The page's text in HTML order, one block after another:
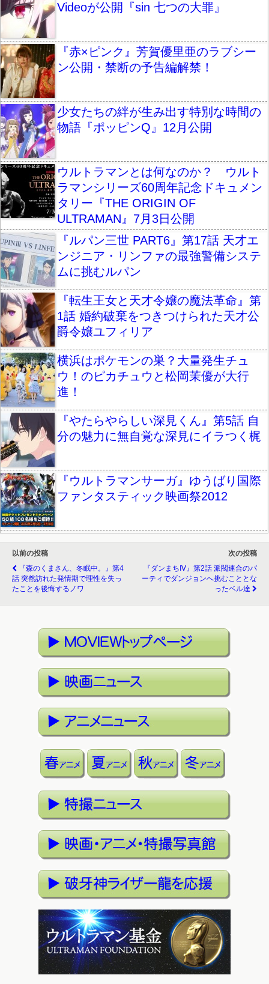
Videoが公開『sin 七つの大罪』
『赤×ピンク』芳賀優里亜のラブシー
ン公開・禁断の予告編解禁！
少女たちの絆が生み出す特別な時間の
物語『ポッピンQ』12月公開
ウルトラマンとは何なのか？ ウルト
ラマンシリーズ60周年記念ドキュメン
タリー『THE ORIGIN OF
ULTRAMAN』7月3日公開
『ルパン三世 PART6』第17話 天才エ
ンジニア・リンファの最強警備システ
ムに挑むルパン
『転生王女と天才令嬢の魔法革命』第
1話 婚約破棄をつきつけられた天才公
爵令嬢ユフィリア
横浜はポケモンの巣？大量発生チュ
ウ！のピカチュウと松岡茉優が大行
進！
『やたらやらしい深見くん』第5話 自
分の魅力に無自覚な深見にイラつく梶
『ウルトラマンサーガ』ゆうばり国際
ファンタスティック映画祭2012
以前の投稿
『森のくまさん、冬眠中。』第4
話 突然訪れた発情期で理性を失っ
たことを後悔するノワ
次の投稿
『ダンまちⅣ』第2話 派閥連合のパ
ーティでダンジョンへ挑むこととな
ったベル達